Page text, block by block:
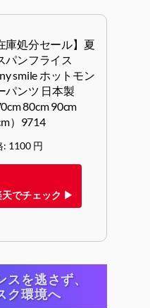
庫処分セール】夏
パンフライス
smile ホットモン
パンツ 日本製
80cm 90cm
）9714
: 1100 円
天でチェック ▶
を逃さず、
ク環境へ